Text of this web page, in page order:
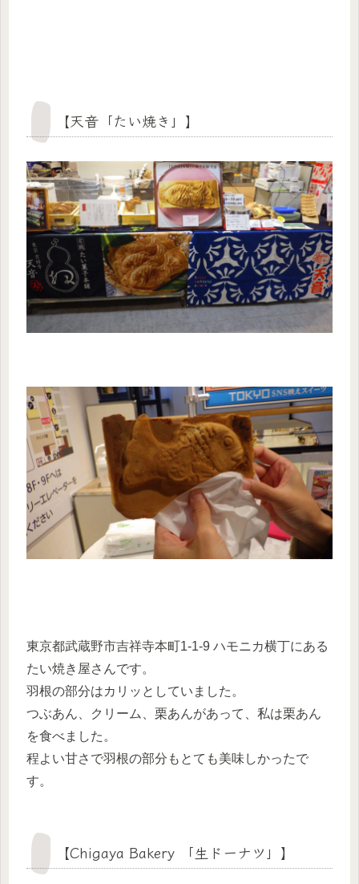
【天音「たい焼き」】
東京都武蔵野市吉祥寺本町1-1-9 ハモニカ横丁にある
たい焼き屋さんです。
羽根の部分はカリッとしていました。
つぶあん、クリーム、栗あんがあって、私は栗あん
を食べました。
程よい甘さで羽根の部分もとても美味しかったで
す。
【Chigaya Bakery 「生ドーナツ」】